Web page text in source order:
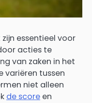
essentieel voor
acties te
van zaken in het
variëren tussen
niet alleen
de score en